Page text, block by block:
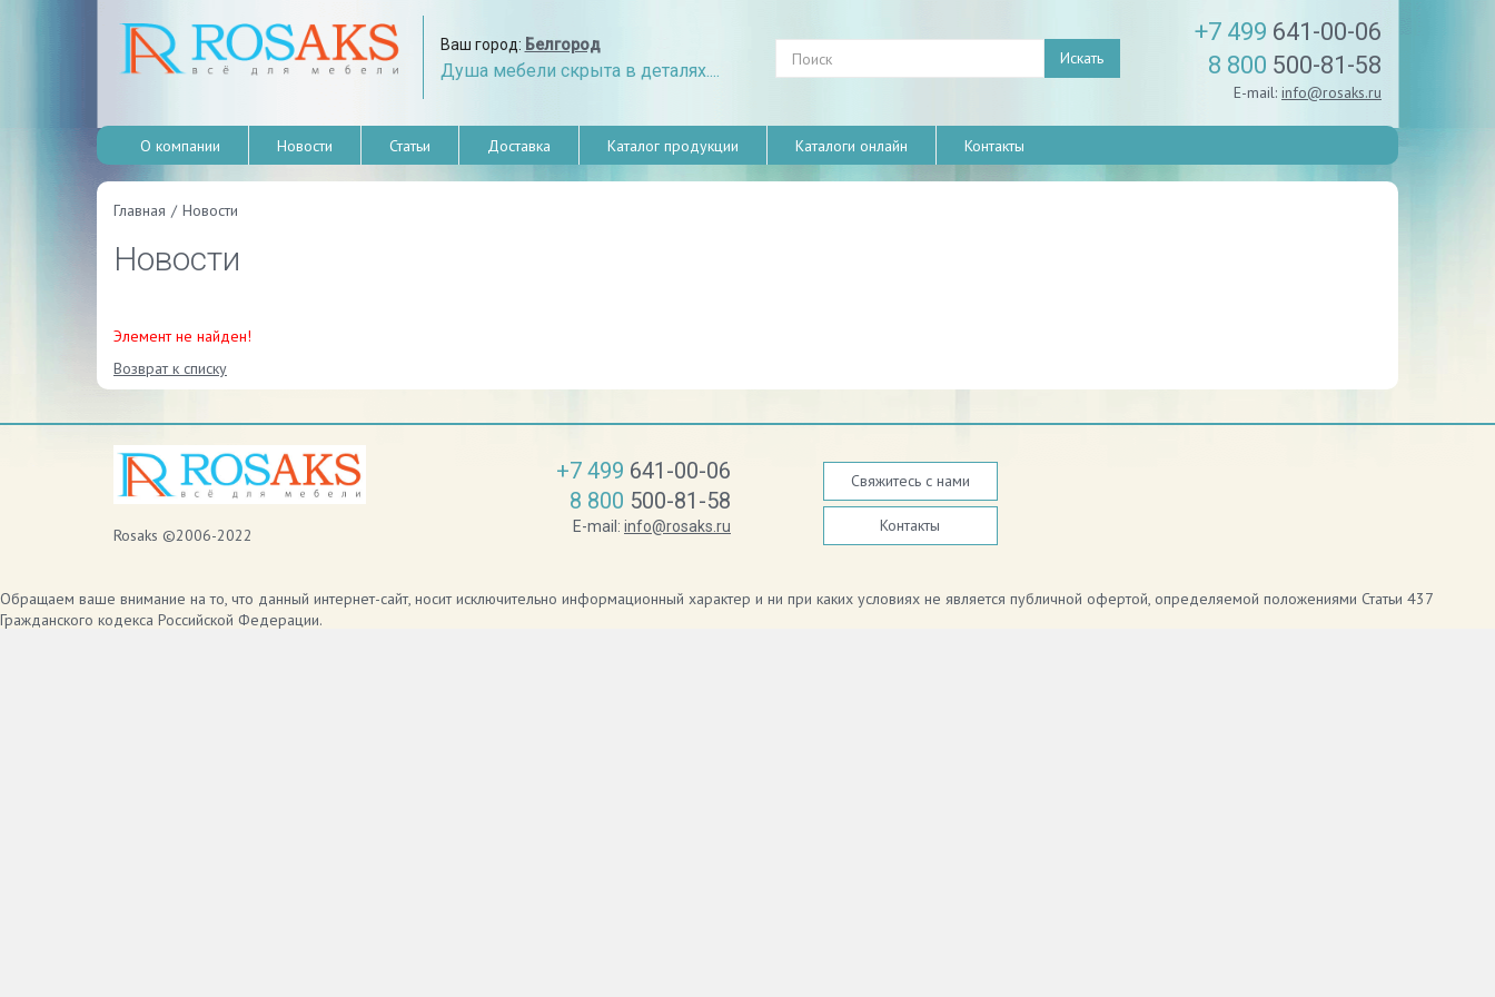
Ваш город: Белгород
Душа мебели скрыта в деталях....
Искать
+7 499 641-00-06
8 800 500-81-58
E-mail: info@rosaks.ru
О компании Новости Статьи Доставка Каталог продукции Каталоги онлайн Контакты
Главная / Новости
Новости
Элемент не найден!
Возврат к списку
Rosaks ©2006-2022
+7 499 641-00-06
8 800 500-81-58
E-mail: info@rosaks.ru
Свяжитесь с нами
Контакты
Обращаем ваше внимание на то, что данный интернет-сайт, носит исключительно информационный характер и ни при каких условиях не является публичной офертой, определяемой положениями Статьи 437
Гражданского кодекса Российской Федерации.